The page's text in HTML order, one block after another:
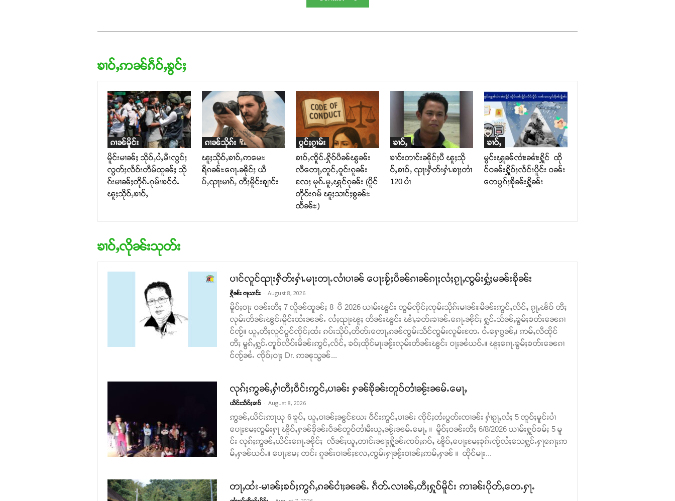
ၶၢဝ်ႇဢၼ်ၵဵဝ်ႇၶွင်ႈ
ၵၢၼ်မိူင်း
မိူင်းမၢၼ်ႈ သိုဝ်ႇပႆႇမီးလွင်ႈ
လွတ်ႈလႅဝ်းတဵမ်ထူၼ်ႈ သို
ၵ်းမၢၼ်ႈတိုၵ်ႉၵုမ်းၶင်ဝႆႉ
ၽူႈသိုဝ်ႇၶၢဝ်ႇ
ၵၢၼ်သိုၵ်း
ၽူႈသိုဝ်ႇၶၢဝ်ႇဢမေႊ
ရိၵၼ်ႊၵေႃႉၼိုင်ႈ ယဵ
ပ်ႇၺႃးမၢၵ်ႇ တီႈမိူင်းၶျၢင်း
ပွင်ႈၵႂၢမ်း
ၶၢဝ်ႇၸိူင်ႉႁိုဝ်ပဵၼ်ၽွၼ်း
လီတေႃႇတူင်ႇဝူင်းၵူၼ်း
လႄႈ မုၵ်ႉမူႇၾုင်ၵုၼ်း (ပိူင်
တိုဝ်းၵမ် ၽူႈသၢင်ႈၶွၼ်ႊ
ထႅၼ်ႊ)
ၶၢဝ်ႇ
ၶၢဝ်းတၢင်းၼိုင်ႈပီ ၽူႈသို
ဝ်ႇၶၢဝ်ႇ ၺႃးႁဵတ်းႁၢႆႉၶႃႈတၢႆ
120 ပၢႆ
ၶၢဝ်ႇ
မွင်းၾူၼ်ၸၢႆးၼၢႆးႁိူင် ထို
င်ဝၼ်းႁိူဝ်ႈလႅင်းပိူင်း ဝၼ်း
တေပွၵ်ႈၶိုၼ်းႁိူၼ်း
ၶၢဝ်ႇလိုၼ်းသုတ်း
ပၢင်လူင်ၺႃးႁဵတ်းႁၢႆႉမႃးတႃႉလၢႆပၢၼ် ​​ပေႃးၶႂ်ႈပဵၼ်ၵၢၼ်ၵႃႈလႆႈၵႂႃႇၸွမ်းႁွႆႈမၼ်းၶိုၼ်း
ႁိုၼ်း ၵႃယၢင်း - August 8, 2026
မိူဝ်ႈဝႃး ဝၼ်းတီႈ 7 လိူၼ်ထူၼ်ႈ 8 ပီ 2026 ယၢမ်းၽွင်း ၸွမ်ၸိုင်ႈၸုမ်းသိုၵ်းမၢၼ်ႊမိၼ်းဢွင်ႇလႅင်ႇ ၵႂႃႇၽႅဝ် တီႈ
လုမ်းတႅၼ်းၽွင်းမိူင်းထႆးၼၼ်ႉ လႆႈၺႃးၽူႈ တႅၼ်းၽွင်း ၽၢႆႇၶတ်းၶၢၼ်ႉ​​ၵေႃႉၼိုင်ႈ ႁွင်ႉသႅၼ်ႇၶွမ်ႈၶတ်း​​ၼေၵၢ
င်ၸႂ်။ ယူႇတီႈလူင်ပွင်ၸိုင်ႈထႆး ၵပ်းသိုပ်ႇတိတ်း​​တေႃႇၵၼ်ၸွမ်းသဵင်ၸွမ်းလူမ်းတႄႉ ဝႆႉ​​ႁေၵွၼ်ႇ၊ ဢမ်ႇလီထိုင်
တီႈ မွၵ်ႇႁွင်ႉတူဝ်လိပ်းမိၼ်းဢွင်ႇလႅင်ႇ ၶဝ်ႈထိုင်မႃးၼႂ်းလုမ်းတႅၼ်းၽွင်း ဝႃႈၼႆယဝ်ႉ။ ၽူႈ​​ၵေႃႉၶွမ်ႈၶတ်း​​ၼေၵၢ
င်ၸႂ်ၼႆႉ ၸိုဝ်ႈဝႃႈ Dr. ဢၼုသွၼ်...
လုၵ်ႈဢွၼ်ႇႁၢႆတီႈဝဵင်းဢွင်ႇပၢၼ်း ႁၼ်ၶိုၼ်းတူဝ်တၢႆၼႂ်းၼမ်ႉမေႃႇ
ယိင်းသဵဝ်ႈၶၢဝ် - August 8, 2026
ဢွၼ်ႇယိင်းဢႃယု 6 ၶူပ်ႇ ယူႇဝၢၼ်ႈၼွင်ယႄး ဝဵင်းဢွင်ႇပၢၼ်း ၸိုင်ႈတႆးပွတ်းၸၢၼ်း ႁၢႆၵႂႃႇလႆႈ 5 ၸူဝ်ႈမူင်းပၢႆ
ပေႃႈမႄႈၸွမ်းႁႃ ၽိူဝ်ႇႁၼ်ၶိုၼ်းပဵၼ်တူဝ်တၢႆမီးယူႇၼႂ်းၼမ်ႉမေႃႇ ။ မိူဝ်ႈဝၼ်းတီႈ 6/8/2026 ယၢမ်းႁူဝ်ၶမ်ႈ 5 မူ
င်း လုၵ်ႈဢွၼ်ႇယိင်းၵေႃႉၼိုင်ႈ လဵၼ်ႈယူႇတၢင်းၼႃႈႁိူၼ်းၸဝ်ႈၵဝ်ႇ ၽိူဝ်ႇပေႃႈမႄႈၶုၵ်းၸႂ်လႆႈသေႁွင်ႉႁႃၵေႃႈဢ
မ်ႇႁၼ်ယဝ်ႉ။ ပေႃႈမႄႈ တင်း ၵူၼ်းဝၢၼ်ႈလႄႇၸွမ်းႁႃၼႂ်းဝၢၼ်ႈဢမ်ႇႁၼ် ။ ထိုင်မႃး...
တႃႇထႆး-မၢၼ်ႈၶဝ်ႈဢွၵ်ႇၵၼ်ငၢႆႈၼၼ်ႉ ၵဵတ်ႉလၢၼ်ႇတီႈႁူဝ်မိူင်း ဢၢၼ်းပိုတ်ႇတေႉႁႃႉ